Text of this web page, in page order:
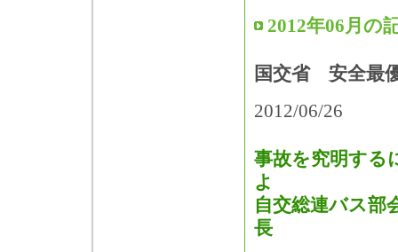
2012年06月の
国交省 安全最
2012/06/26
事故を究明する
よ
自交総連バス
長